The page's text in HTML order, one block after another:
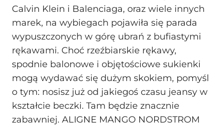
Calvin Klein i Balenciaga, oraz wiele innych
marek, na wybiegach pojawiła się parada
wypuszczonych w górę ubrań z bufiastymi
rękawami. Choć rzeźbiarskie rękawy,
spodnie balonowe i objętościowe sukienki
mogą wydawać się dużym skokiem, pomyśl
o tym: nosisz już od jakiegoś czasu jeansy w
kształcie beczki. Tam będzie znacznie
zabawniej. ALIGNE MANGO NORDSTROM